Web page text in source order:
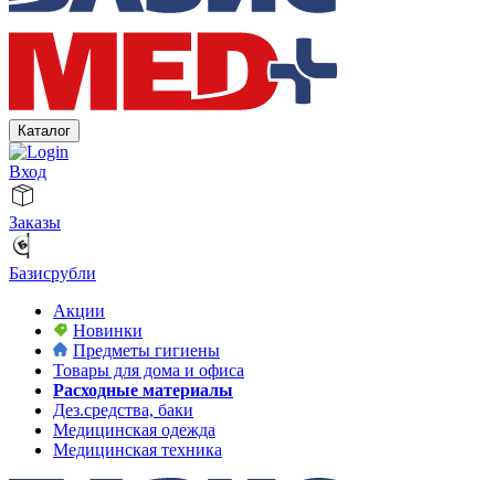
Каталог
Вход
Заказы
Базисрубли
Акции
Новинки
Предметы гигиены
Товары для дома и офиса
Расходные материалы
Дез.средства, баки
Медицинская одежда
Медицинская техника